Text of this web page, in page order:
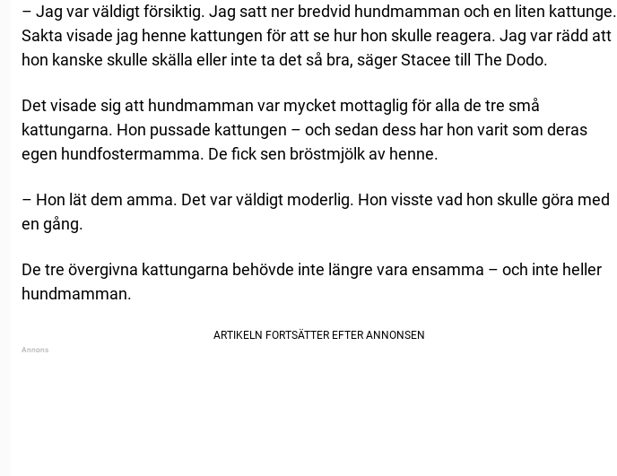
– Jag var väldigt försiktig. Jag satt ner bredvid hundmamman och en liten kattunge.
Sakta visade jag henne kattungen för att se hur hon skulle reagera. Jag var rädd att
hon kanske skulle skälla eller inte ta det så bra, säger Stacee till The Dodo.
Det visade sig att hundmamman var mycket mottaglig för alla de tre små
kattungarna. Hon pussade kattungen – och sedan dess har hon varit som deras
egen hundfostermamma. De fick sen bröstmjölk av henne.
– Hon lät dem amma. Det var väldigt moderlig. Hon visste vad hon skulle göra med
en gång.
De tre övergivna kattungarna behövde inte längre vara ensamma – och inte heller
hundmamman.